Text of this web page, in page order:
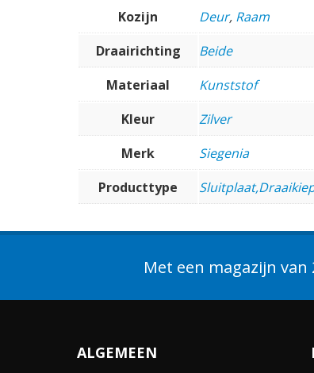
Kozijn Deur, Raam
Draairichting
Beide
Materiaal
Kunststof
Kleur
Zilver
Merk
Siegenia
Producttype
Met een magazijn
ALGEMEEN